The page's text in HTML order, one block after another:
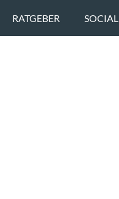
RATGEBER